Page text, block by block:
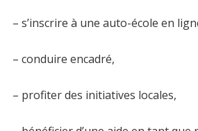
– s’inscrire à une auto-école en
– conduire encadré,
– profiter des initiatives locales,